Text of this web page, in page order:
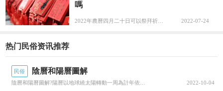
成了北方漫長的防禦線。
方防禦匈奴，在蒙恬駐守邊疆10餘年間，匈奴從未
二、實行和親政策緩和關系
直到冒頓篡奪王位
外擴張。由于秦朝末年疏于對北邊邊防的防控。冒
嗎
2022-07-24
热门民俗资讯推荐
民俗 陰曆和陽曆圖解
2022-10-04